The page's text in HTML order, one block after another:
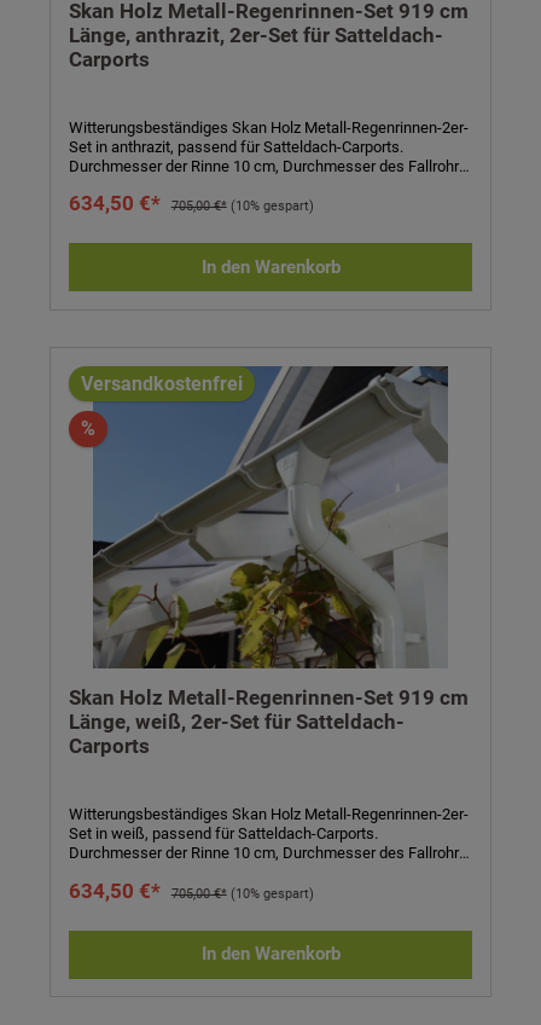
Skan Holz Metall-Regenrinnen-Set 919 cm
Länge, anthrazit, 2er-Set für Satteldach-
Carports
Witterungsbeständiges Skan Holz Metall-Regenrinnen-2er-
Set in anthrazit, passend für Satteldach-Carports.
Durchmesser der Rinne 10 cm, Durchmesser des Fallrohrs
Ablaufrohrbogen, Verbindungselementen, Rohrschellen,
Aufbauanleitung. Einfaches Stecken und Verklemmen der
Teile, einmaliges Verkleben der Rinnenendstücke und
alterungsbeständig, farbbeständig- inkl. Regenrinne,
Fallrohr, Ablaufrohrbogen, Verbindungselementen,
Rohrschellen, Regenrinnenhaltern, Silikonkartusche zum
Abdichten und Aufbauanleitung
634,50 €* 705,00 €* (10% gespart)
In den Warenkorb
Versandkostenfrei
%
Skan Holz Metall-Regenrinnen-Set 919 cm
Länge, weiß, 2er-Set für Satteldach-
Carports
Witterungsbeständiges Skan Holz Metall-Regenrinnen-2er-
Set in weiß, passend für Satteldach-Carports.
Durchmesser der Rinne 10 cm, Durchmesser des Fallrohrs
Ablaufrohrbogen, Verbindungselementen, Rohrschellen,
Aufbauanleitung. Einfaches Stecken und Verklemmen der
Teile, einmaliges Verkleben der Rinnenendstücke und
634,50 €* 705,00 €* (10% gespart)
In den Warenkorb